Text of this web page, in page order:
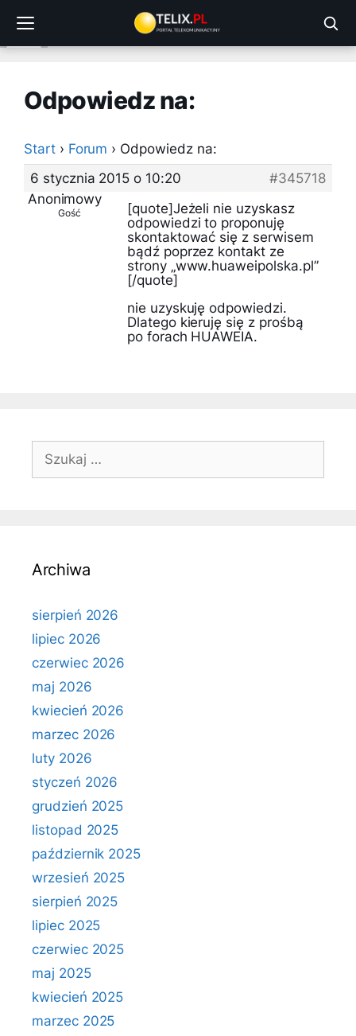
treści
Odpowiedz na:
Start › Forum › Odpowiedz na:
6 stycznia 2015 o 10:20
#345718
Anonimowy
Gość
[quote]Jeżeli nie uzyskasz
odpowiedzi to proponuję
skontaktować się z serwisem
bądź poprzez kontakt ze
strony „www.huaweipolska.pl”
[/quote]
nie uzyskuję odpowiedzi.
Dlatego kieruję się z prośbą
po forach HUAWEIA.
Szukaj:
Archiwa
sierpień 2026
lipiec 2026
czerwiec 2026
maj 2026
kwiecień 2026
marzec 2026
luty 2026
styczeń 2026
grudzień 2025
listopad 2025
październik 2025
wrzesień 2025
sierpień 2025
lipiec 2025
czerwiec 2025
maj 2025
kwiecień 2025
marzec 2025